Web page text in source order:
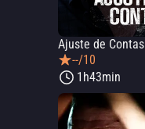
Ajuste de Contas
--/10
1h43min